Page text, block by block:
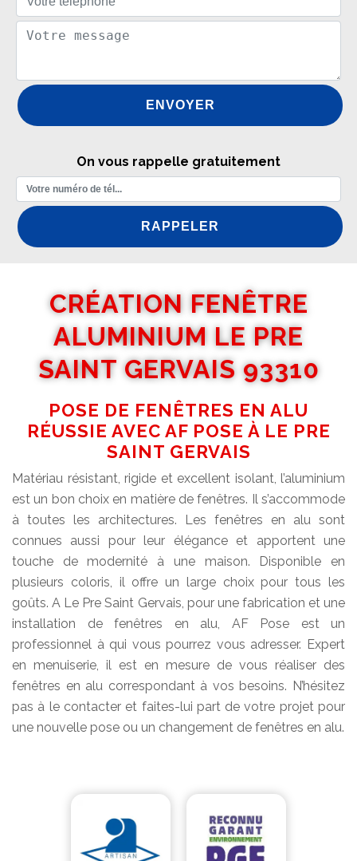
On vous rappelle gratuitement
CRÉATION FENÊTRE
ALUMINIUM LE PRE
SAINT GERVAIS 93310
POSE DE FENÊTRES EN ALU
RÉUSSIE AVEC AF POSE À LE PRE
SAINT GERVAIS
Matériau résistant, rigide et excellent isolant, l’aluminium
est un bon choix en matière de fenêtres. Il s’accommode
à toutes les architectures. Les fenêtres en alu sont
connues aussi pour leur élégance et apportent une
touche de modernité à une maison. Disponible en
plusieurs coloris, il offre un large choix pour tous les
goûts. A Le Pre Saint Gervais, pour une fabrication et une
installation de fenêtres en alu, AF Pose est un
professionnel à qui vous pourrez vous adresser. Expert
en menuiserie, il est en mesure de vous réaliser des
fenêtres en alu correspondant à vos besoins. N’hésitez
pas à le contacter et faites-lui part de votre projet pour
une nouvelle pose ou un changement de fenêtres en alu.